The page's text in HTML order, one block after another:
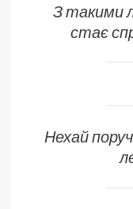
З такими
стає
Нехай